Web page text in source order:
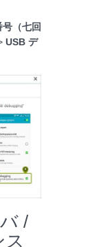
号（七回
USB デ
/
ス